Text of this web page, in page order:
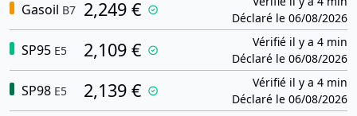
Gasoil B7 2,249 €
Déclaré le 06/08/2026
SP95 E5 2,109 €
Vérifié il y a 4 min
Déclaré le 06/08/2026
SP98 E5 2,139 €
Vérifié il y a 4 min
Déclaré le 06/08/2026